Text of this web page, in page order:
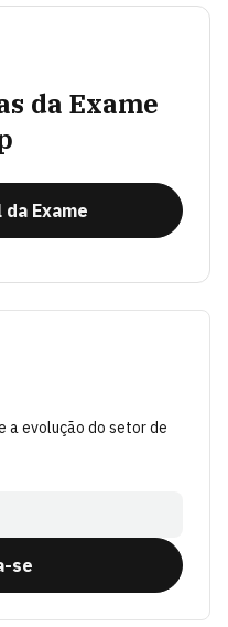
da Exame
Exame
a evolução do setor de
se